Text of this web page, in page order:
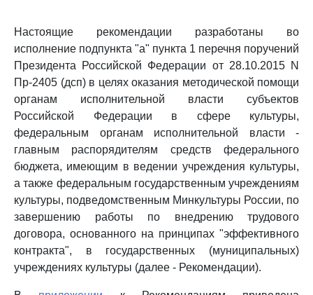
Настоящие рекомендации разработаны во
исполнение подпункта "а" пункта 1 перечня поручений
Президента Российской Федерации от 28.10.2015 N
Пр-2405 (дсп) в целях оказания методической помощи
органам исполнительной власти субъектов
Российской Федерации в сфере культуры,
федеральным органам исполнительной власти -
главным распорядителям средств федерального
бюджета, имеющим в ведении учреждения культуры,
а также федеральным государственным учреждениям
культуры, подведомственным Минкультуры России, по
завершению работы по внедрению трудового
договора, основанного на принципах "эффективного
контракта", в государственных (муниципальных)
учреждениях культуры (далее - Рекомендации).